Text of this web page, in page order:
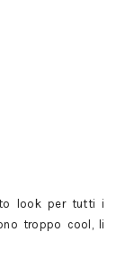
look per tutti i
troppo cool, li